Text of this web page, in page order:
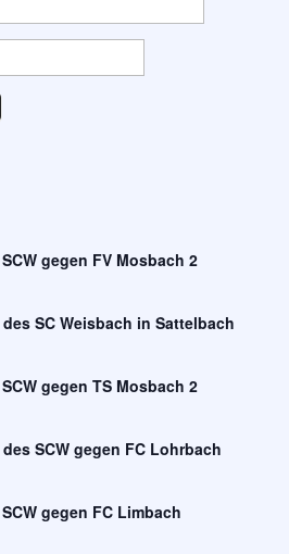
gegen FV Mosbach 2
SC Weisbach in Sattelbach
gegen TS Mosbach 2
SCW gegen FC Lohrbach
gegen FC Limbach